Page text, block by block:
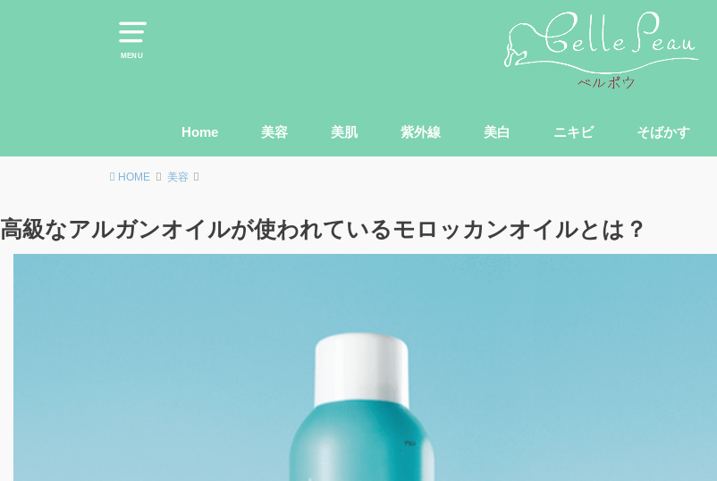
MENU
Home 美容 美肌 紫外線 美白 ニキビ そばかす
HOME 美容
高級なアルガンオイルが使われているモロッカンオイルとは？